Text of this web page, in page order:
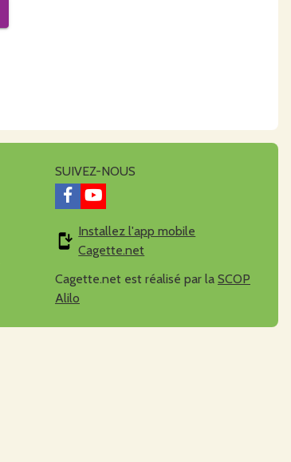
SUIVEZ-NOUS
Installez l'app mobile
Cagette.net
Cagette.net est réalisé par la SCOP
Alilo